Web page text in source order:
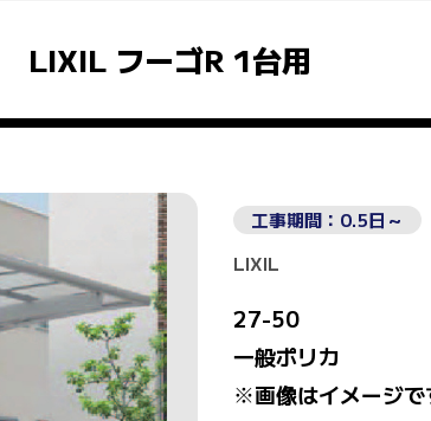
LIXIL フーゴR 1台用
工事期間：0.5日～
LIXIL
27-50
一般ポリカ
※画像はイメージで